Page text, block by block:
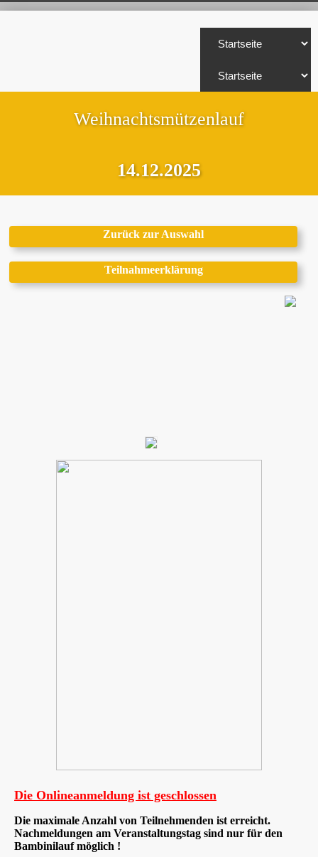
Weihnachtsmützenlauf
14.12.2025
Zurück zur Auswahl
Teilnahmeerklärung
Die Onlineanmeldung ist geschlossen
Die maximale Anzahl von Teilnehmenden ist erreicht.
Nachmeldungen am Veranstaltungstag sind nur für den
Bambinilauf möglich !